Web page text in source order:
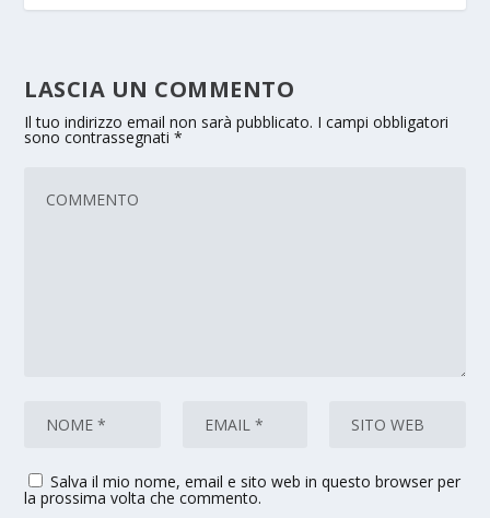
LASCIA UN COMMENTO
Il tuo indirizzo email non sarà pubblicato. I campi obbligatori
sono contrassegnati*
Salva il mio nome, email e sito web in questo browser per
la prossima volta che commento.